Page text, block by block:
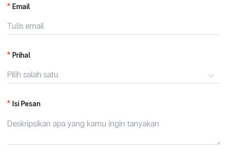
Email
Prihal
Pilih salah satu
Isi Pesan